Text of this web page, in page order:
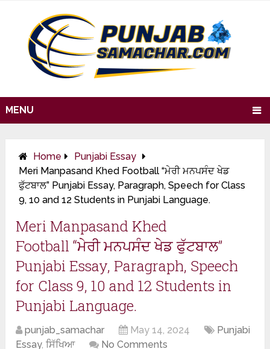
MENU
Home
Punjabi Essay
Meri Manpasand Khed Football “ਮੇਰੀ ਮਨਪਸੰਦ ਖੇਡ
ਫੁੱਟਬਾਲ” Punjabi Essay, Paragraph, Speech for Class
9, 10 and 12 Students in Punjabi Language.
Meri Manpasand Khed
Football “ਮੇਰੀ ਮਨਪਸੰਦ ਖੇਡ ਫੁੱਟਬਾਲ”
Punjabi Essay, Paragraph, Speech
for Class 9, 10 and 12 Students in
Punjabi Language.
punjab_samachar May 14, 2024
Punjabi
Essay,ਸਿੱਖਿਆ No Comments